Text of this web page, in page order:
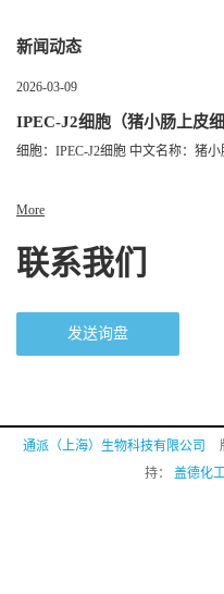
新闻动态
2026-03-09
IPEC-J2细胞（猪小肠上皮细
细胞：IPEC-J2细胞 中文名称：猪小
More
联系我们
发送询盘
通派（上海）生物科技有限公司
持： 盖德化